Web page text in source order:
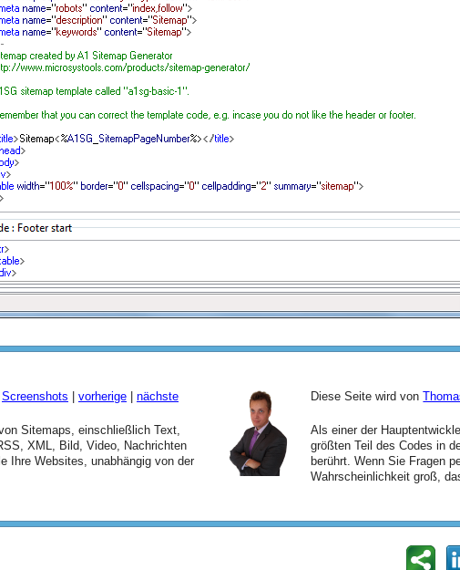
Screenshots vorherige nächste
Sitemaps, einschließlich Text,
XML, Bild, Video, Nachrichten
Ihre Websites, unabhängig von der
Diese Seite wird von
Als einer der
größten Teil des Codes in
berührt. Wenn Sie Fragen
Wahrscheinlichkeit groß,